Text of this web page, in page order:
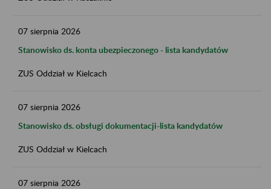
07 sierpnia 2026
Stanowisko ds. konta ubezpieczonego - lista kandydatów
ZUS Oddział w Kielcach
07 sierpnia 2026
Stanowisko ds. obsługi dokumentacji-lista kandydatów
ZUS Oddział w Kielcach
07 sierpnia 2026